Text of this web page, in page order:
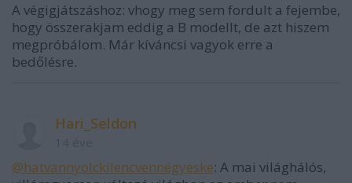
A végigjátszáshoz: vhogy meg sem fordult a fejembe,
hogy összerakjam eddig a B modellt, de azt hiszem
megpróbálom. Már kíváncsi vagyok erre a
bedőlésre.
Hari_Seldon
@hatvannyolckilencvennégyeske: A mai világhálós,